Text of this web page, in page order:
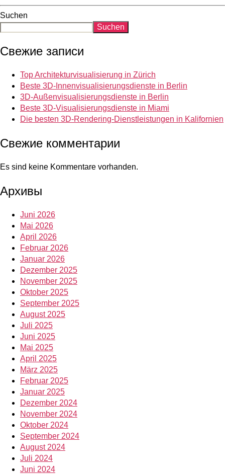
Suchen
Suchen
Свежие записи
Top Architekturvisualisierung in Zürich
Beste 3D-Innenvisualisierungsdienste in Berlin
3D-Außenvisualisierungsdienste in Berlin
Beste 3D-Visualisierungsdienste in Miami
Die besten 3D-Rendering-Dienstleistungen in Kalifornien
Свежие комментарии
Es sind keine Kommentare vorhanden.
Архивы
Juni 2026
Mai 2026
April 2026
Februar 2026
Januar 2026
Dezember 2025
November 2025
Oktober 2025
September 2025
August 2025
Juli 2025
Juni 2025
Mai 2025
April 2025
März 2025
Februar 2025
Januar 2025
Dezember 2024
November 2024
Oktober 2024
September 2024
August 2024
Juli 2024
Juni 2024